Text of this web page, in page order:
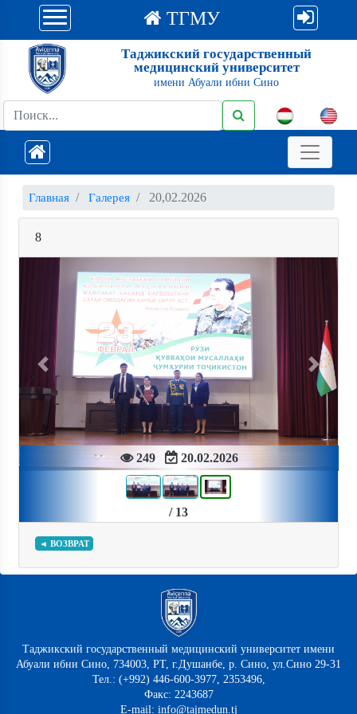
ТГМУ
Таджикский государственный
медицинский университет
имени Абуали ибни Сино
Главная Галерея 20,02.2026
8
249 20.02.2026
Previous Next
/ 13
◄ ВОЗВРАТ
Таджикский государственный медицинский университет имени
Абуали ибни Сино, 734003, РТ, г.Душанбе, р. Сино, ул.Сино 29-31
Тел.: (+992) 446-600-3977, 2353496,
Факс: 2243687
E-mail: info@tajmedun.tj